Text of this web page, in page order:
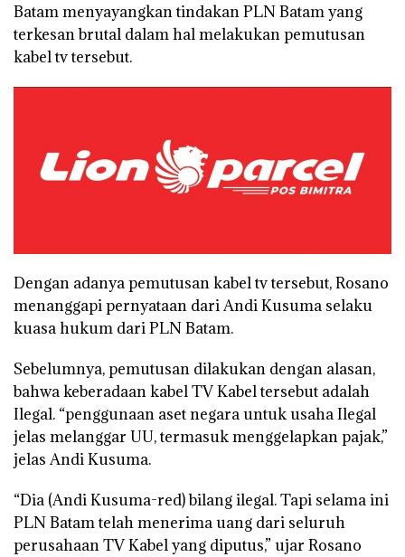
Batam menyayangkan tindakan PLN Batam yang
terkesan brutal dalam hal melakukan pemutusan
kabel tv tersebut.
Dengan adanya pemutusan kabel tv tersebut, Rosano
menanggapi pernyataan dari Andi Kusuma selaku
kuasa hukum dari PLN Batam.
Sebelumnya, pemutusan dilakukan dengan alasan,
bahwa keberadaan kabel TV Kabel tersebut adalah
Ilegal. “penggunaan aset negara untuk usaha Ilegal
jelas melanggar UU, termasuk menggelapkan pajak,”
jelas Andi Kusuma.
“Dia (Andi Kusuma-red) bilang ilegal. Tapi selama ini
PLN Batam telah menerima uang dari seluruh
perusahaan TV Kabel yang diputus,” ujar Rosano